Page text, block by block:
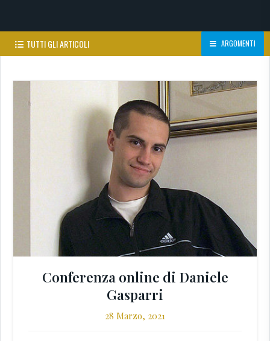
TUTTI GLI ARTICOLI ARGOMENTI
Conferenza online di Daniele
Gasparri
28 Marzo, 2021